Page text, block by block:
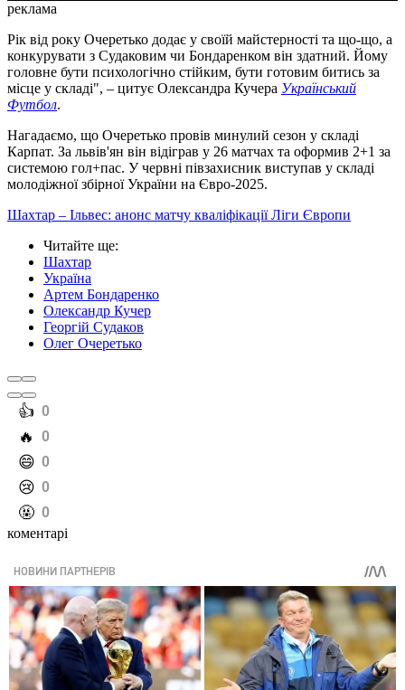
реклама
Рік від року Очеретько додає у своїй майстерності та що-що, а
конкурувати з Судаковим чи Бондаренком він здатний. Йому
головне бути психологічно стійким, бути готовим битись за
місце у складі", – цитує Олександра Кучера Український
Футбол.
Нагадаємо, що Очеретько провів минулий сезон у складі
Карпат. За львів'ян він відіграв у 26 матчах та оформив 2+1 за
системою гол+пас. У червні півзахисник виступав у складі
молодіжної збірної України на Євро-2025.
Шахтар – Ільвес: анонс матчу кваліфікації Ліги Європи
Читайте ще:
Шахтар
Україна
Артем Бондаренко
Олександр Кучер
Георгій Судаков
Олег Очеретько
️👍 0
️🔥 0
️😄 0
️😢 0
️🤬 0
коментарі